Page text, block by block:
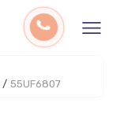
/ 55UF6807